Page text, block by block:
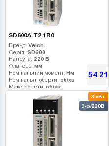
SD600A-T2-1R0
Бренд: Veichi
Серія: SD600
Напруга: 220 В
Фланець: мм
Номінальний момент: Нм
Номінальні оберти: об/хв
Макс. оберти: об/хв
54 216
3 кВт
3-ф/220В